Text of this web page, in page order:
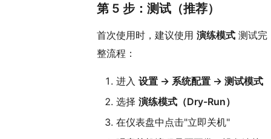
第 5 步：测试（推荐）
首次使用时，建议使用 演练模式 测试完
整流程：
进入 设置 → 系统配置 → 测试模式
选择 演练模式（Dry-Run）
在仪表盘中点击"立即关机"